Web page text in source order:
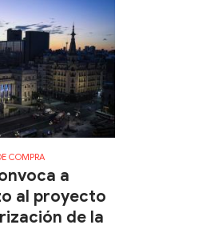
COMPRA
a
al proyecto
de la